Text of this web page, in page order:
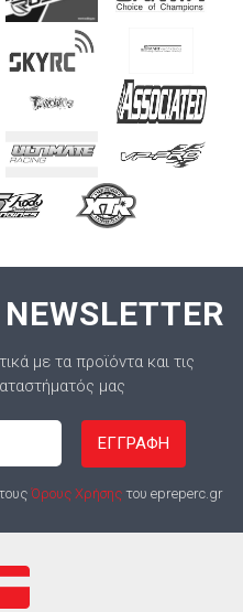
με τα προϊόντα και τις
μας
ΕΓΓΡΑΦΗ
Όρους Χρήσης του epreperc.gr